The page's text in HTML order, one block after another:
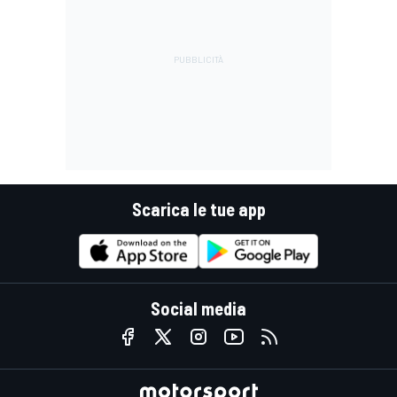
Scarica le tue app
Social media